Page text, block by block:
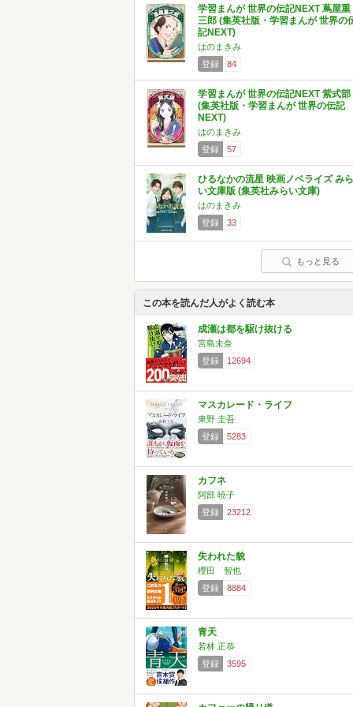
学習まんが 世界の伝記NEXT 蔦屋重
三郎 (集英社版・学習まんが 世界の
記NEXT)
はのまきみ
登録
84
学習まんが 世界の伝記NEXT 紫式部
(集英社版・学習まんが 世界の伝記
NEXT)
はのまきみ
登録
57
ひるなかの流星 映画ノベライズ みら
い文庫版 (集英社みらい文庫)
はのまきみ
登録
33
もっと見る
この本を読んだ人がよく読む本
成瀬は都を駆け抜ける
宮島未奈
登録
12694
マスカレード・ライフ
東野 圭吾
登録
5283
カフネ
阿部 暁子
登録
23212
失われた貌
櫻田 智也
登録
8884
青天
若林 正恭
登録
3595